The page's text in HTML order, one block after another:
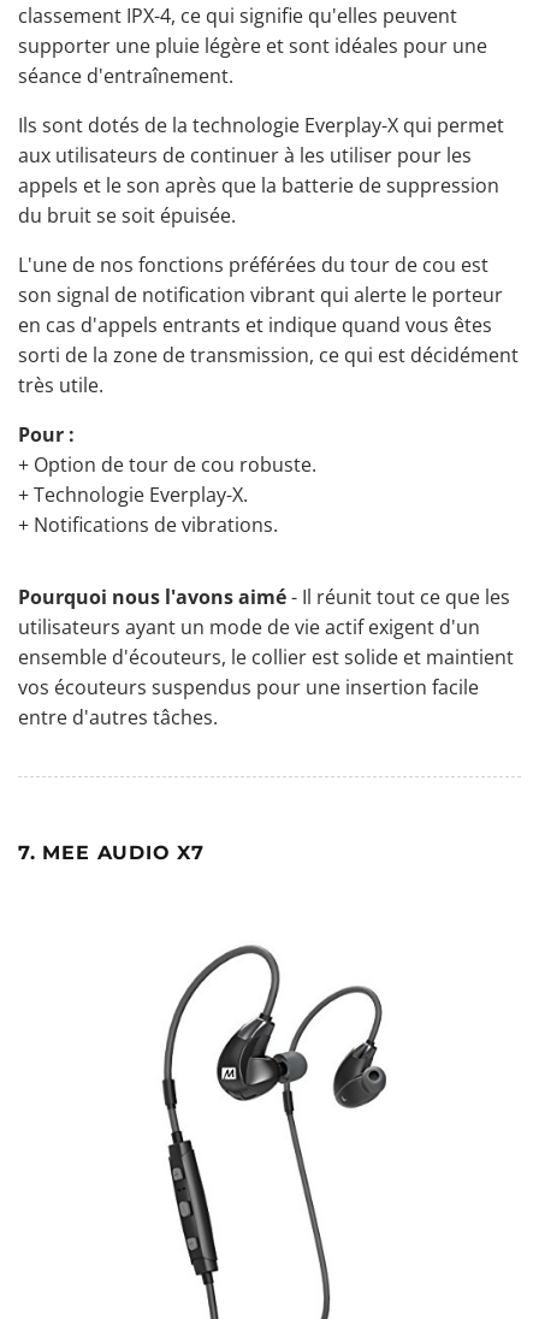
classement IPX-4, ce qui signifie qu'elles peuvent
supporter une pluie légère et sont idéales pour une
séance d'entraînement.
Ils sont dotés de la technologie Everplay-X qui permet
aux utilisateurs de continuer à les utiliser pour les
appels et le son après que la batterie de suppression
du bruit se soit épuisée.
L'une de nos fonctions préférées du tour de cou est
son signal de notification vibrant qui alerte le porteur
en cas d'appels entrants et indique quand vous êtes
sorti de la zone de transmission, ce qui est décidément
très utile.
Pour :
+ Option de tour de cou robuste.
+ Technologie Everplay-X.
+ Notifications de vibrations.
Pourquoi nous l'avons aimé- Il réunit tout ce que les
utilisateurs ayant un mode de vie actif exigent d'un
ensemble d'écouteurs, le collier est solide et maintient
vos écouteurs suspendus pour une insertion facile
entre d'autres tâches.
7. MEE AUDIO X7